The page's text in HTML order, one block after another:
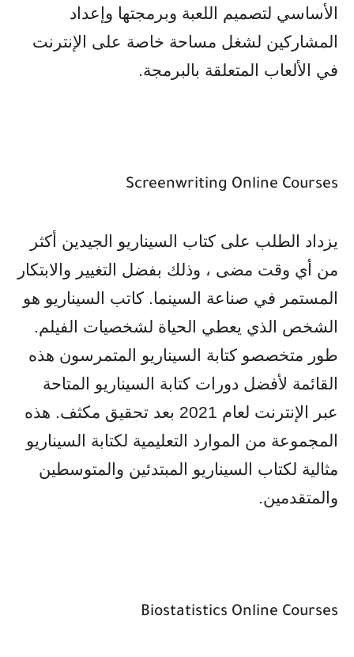
الأساسي لتصميم اللعبة وبرمجتها وإعداد
المشاركين لشغل مساحة خاصة على الإنترنت
في الألعاب المتعلقة بالبرمجة.
Screenwriting Online Courses
يزداد الطلب على كتاب السيناريو الجيدين أكثر
من أي وقت مضى ، وذلك بفضل التغيير والابتكار
المستمر في صناعة السينما. كاتب السيناريو هو
الشخص الذي يعطي الحياة لشخصيات الفيلم.
طور متخصصو كتابة السيناريو المتمرسون هذه
القائمة لأفضل دورات كتابة السيناريو المتاحة
عبر الإنترنت لعام 2021 بعد تحقيق مكثف. هذه
المجموعة من الموارد التعليمية لكتابة السيناريو
مثالية لكتاب السيناريو المبتدئين والمتوسطين
والمتقدمين.
Biostatistics Online Courses